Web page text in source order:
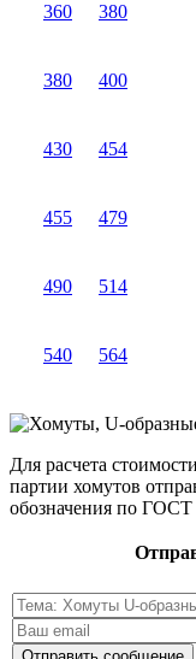
360 380
380 400
430 454
455 479
490 514
540 564
Для расчета
партии хомутов
обозначения по ГОСТ